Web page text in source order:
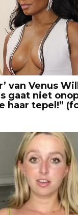
van Venus
gaat niet
haar tepel!”